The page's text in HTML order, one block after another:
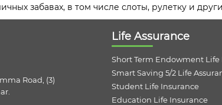
забавах, в том числе слоты, рулетку и
Road, (3)
Life Assurance
Short Term Endowment Life
Smart Saving 5/2 Life
Student Life Insurance
Education Life Insurance